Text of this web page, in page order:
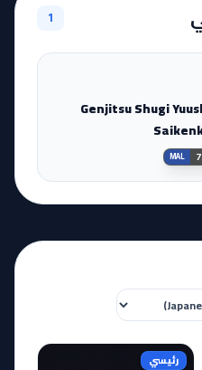
1
Genjitsu Shugi
MAL
رئيسي